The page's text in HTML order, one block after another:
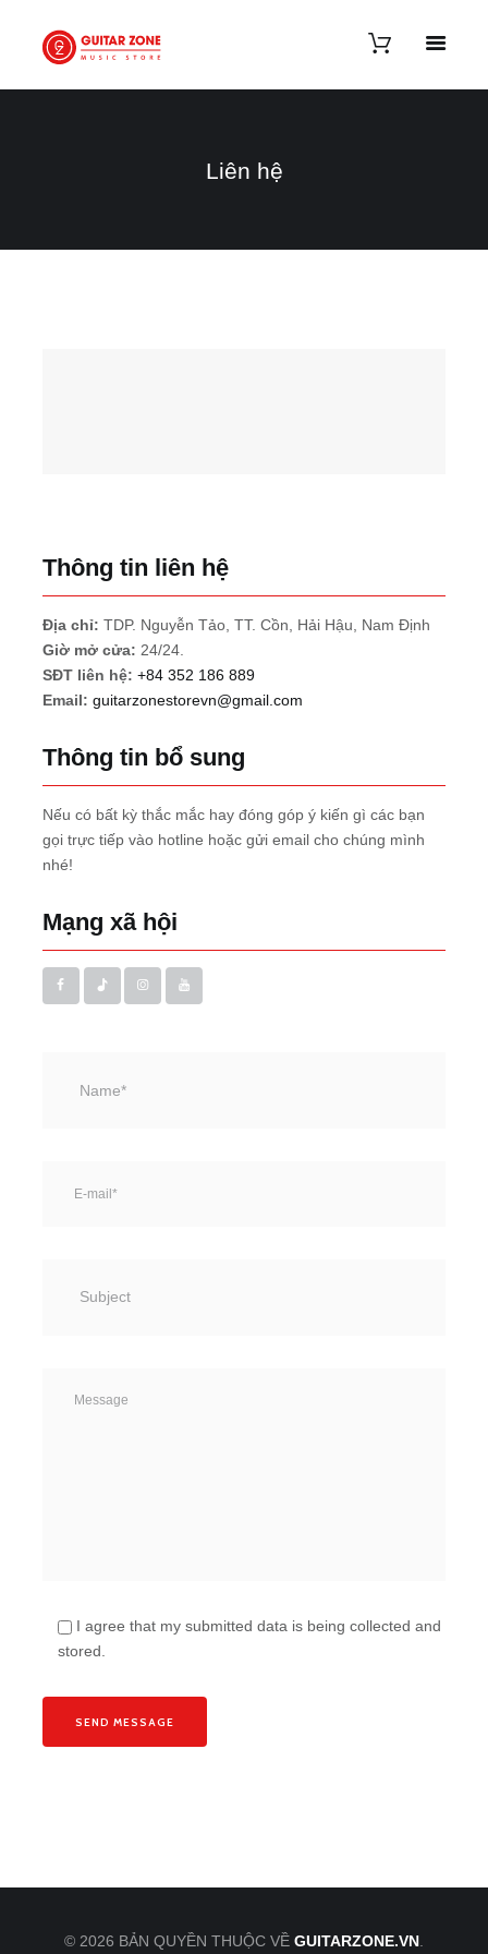
Liên hệ
Thông tin liên hệ
Địa chỉ: TDP. Nguyễn Tảo, TT. Cồn, Hải Hậu, Nam Định
Giờ mở cửa: 24/24.
SĐT liên hệ: +84 352 186 889
Email: guitarzonestorevn@gmail.com
Thông tin bổ sung
Nếu có bất kỳ thắc mắc hay đóng góp ý kiến gì các bạn
gọi trực tiếp vào hotline hoặc gửi email cho chúng mình
nhé!
Mạng xã hội
I agree that my submitted data is being collected and
stored.
© 2026 BẢN QUYỀN THUỘC VỀ GUITARZONE.VN